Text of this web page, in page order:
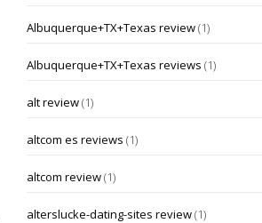
Albuquerque+TX+Texas review(1)
Albuquerque+TX+Texas reviews (1)
alt review(1)
altcom es reviews (1)
altcom review(1)
alterslucke-dating-sites review(1)